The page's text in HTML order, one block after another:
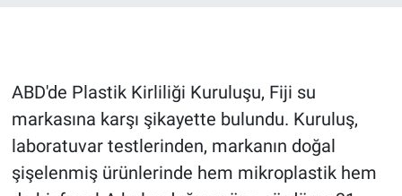
ABD'de Plastik Kirliliği Kuruluşu, Fiji su
markasına karşı şikayette bulundu. Kuruluş,
laboratuvar testlerinden, markanın doğal
şişelenmiş ürünlerinde hem mikroplastik hem
Gündem Özel
Günün görüntüsü
Haber